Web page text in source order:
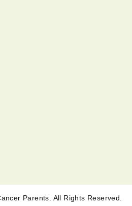
Parents. All Rights Reserved.